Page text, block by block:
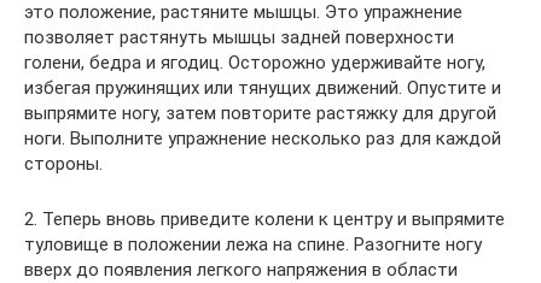
это положение, растяните мышцы. Это упражнение
позволяет растянуть мышцы задней поверхности
голени, бедра и ягодиц. Осторожно удерживайте ногу,
избегая пружинящих или тянущих движений. Опустите и
выпрямите ногу, затем повторите растяжку для другой
ноги. Выполните упражнение несколько раз для каждой
стороны.
2. Теперь вновь приведите колени к центру и выпрямите
туловище в положении лежа на спине. Разогните ногу
вверх до появления легкого напряжения в области